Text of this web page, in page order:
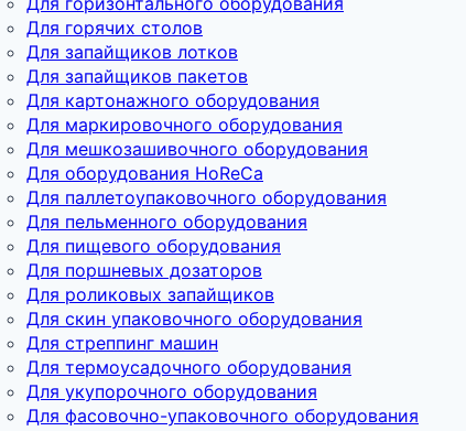
Для горячих столов
Для запайщиков лотков
Для запайщиков пакетов
Для картонажного оборудования
Для маркировочного оборудования
Для мешкозашивочного оборудования
Для оборудования HoReCa
Для паллетоупаковочного оборудования
Для пельменного оборудования
Для пищевого оборудования
Для поршневых дозаторов
Для роликовых запайщиков
Для скин упаковочного оборудования
Для стреппинг машин
Для термоусадочного оборудования
Для укупорочного оборудования
Для фасовочно-упаковочного оборудования